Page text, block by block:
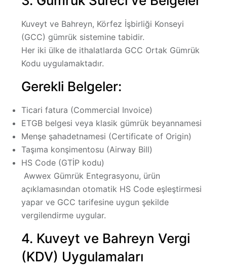
Kuveyt ve Bahreyn, Körfez İşbirliği Konseyi
(GCC) gümrük sistemine tabidir.
Her iki ülke de ithalatlarda GCC Ortak Gümrük
Kodu uygulamaktadır.
Gerekli Belgeler:
Ticari fatura (Commercial Invoice)
ETGB belgesi veya klasik gümrük beyannamesi
Menşe şahadetnamesi (Certificate of Origin)
Taşıma konşimentosu (Airway Bill)
HS Code (GTİP kodu)
Awwex Gümrük Entegrasyonu, ürün
açıklamasından otomatik HS Code eşleştirmesi
yapar ve GCC tarifesine uygun şekilde
vergilendirme uygular.
4. Kuveyt ve Bahreyn Vergi
(KDV) Uygulamaları